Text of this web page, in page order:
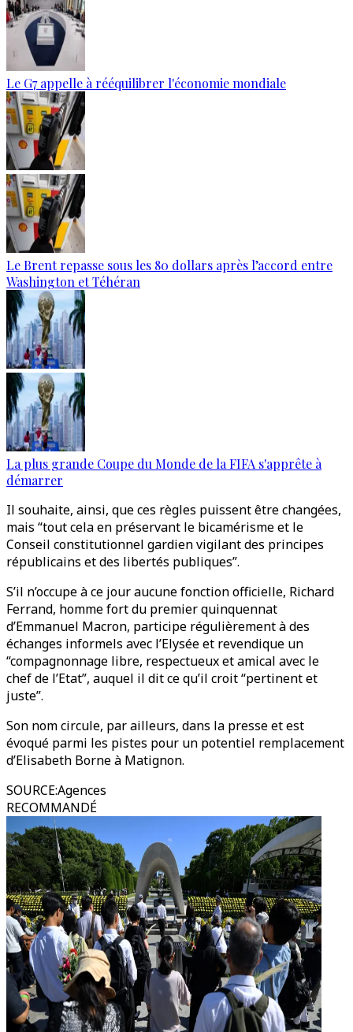
Le G7 appelle à rééquilibrer l'économie mondiale
Le Brent repasse sous les 80 dollars après l’accord entre
Washington et Téhéran
La plus grande Coupe du Monde de la FIFA s'apprête à
démarrer
Il souhaite, ainsi, que ces règles puissent être changées,
mais “tout cela en préservant le bicamérisme et le
Conseil constitutionnel gardien vigilant des principes
républicains et des libertés publiques”.
S’il n’occupe à ce jour aucune fonction officielle, Richard
Ferrand, homme fort du premier quinquennat
d’Emmanuel Macron, participe régulièrement à des
échanges informels avec l’Elysée et revendique un
“compagnonnage libre, respectueux et amical avec le
chef de l’Etat”, auquel il dit ce qu’il croit “pertinent et
juste”.
Son nom circule, par ailleurs, dans la presse et est
évoqué parmi les pistes pour un potentiel remplacement
d’Elisabeth Borne à Matignon.
SOURCE:Agences
RECOMMANDÉ